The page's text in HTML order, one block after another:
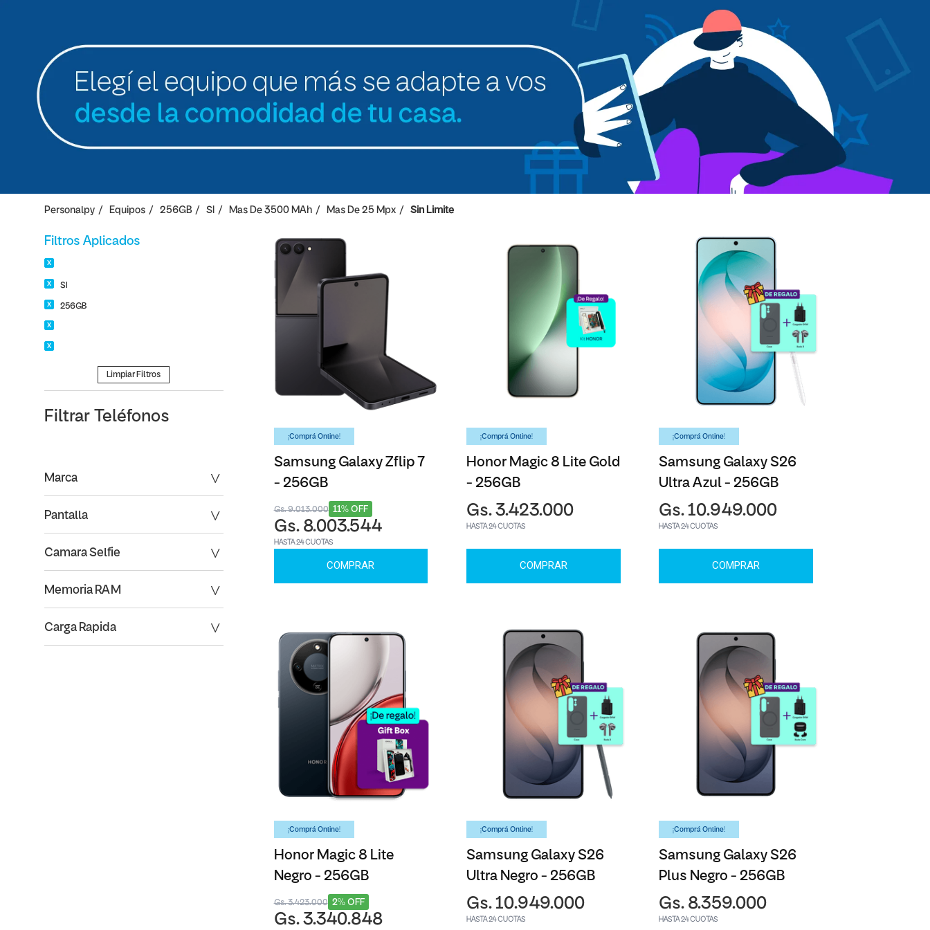
Personalpy Equipos 256GB SI Mas De 3500 MAh Mas De 25 Mpx Sin Limite
Filtros Aplicados
SI
256GB
Limpiar Filtros
Filtrar Teléfonos
Marca
Pantalla
Carga Rapida
Memoria RAM
Camara Selfie
¡Comprá Online!
Samsung Galaxy Zflip 7
- 256GB
11% OFF
Gs. 9.013.000
Gs. 8.003.544
HASTA 24 CUOTAS
COMPRAR
¡Comprá Online!
Honor Magic 8 Lite Gold
- 256GB
Gs. 3.423.000
HASTA 24 CUOTAS
COMPRAR
¡Comprá Online!
Samsung Galaxy S26
Ultra Azul - 256GB
Gs. 10.949.000
HASTA 24 CUOTAS
COMPRAR
¡Comprá Online!
Honor Magic 8 Lite
Negro - 256GB
2% OFF
Gs. 3.423.000
Gs. 3.340.848
¡Comprá Online!
Samsung Galaxy S26
Ultra Negro - 256GB
Gs. 10.949.000
HASTA 24 CUOTAS
¡Comprá Online!
Samsung Galaxy S26
Plus Negro - 256GB
Gs. 8.359.000
HASTA 24 CUOTAS